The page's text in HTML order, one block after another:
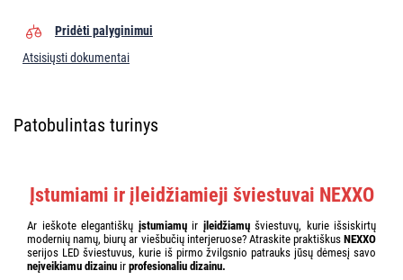
Pridėti palyginimui
Atsisiųsti dokumentai
Patobulintas turinys
Įstumiami ir įleidžiamieji šviestuvai NEXXO
Ar ieškote elegantiškų įstumiamųir įleidžiamųšviestuvų, kurie išsiskirtų
modernių namų, biurų ar viešbučių interjeruose? Atraskite praktiškus NEXXO
serijos LED šviestuvus, kurie iš pirmo žvilgsnio patrauks jūsų dėmesį savo
neįveikiamu dizainu ir profesionaliu dizainu.